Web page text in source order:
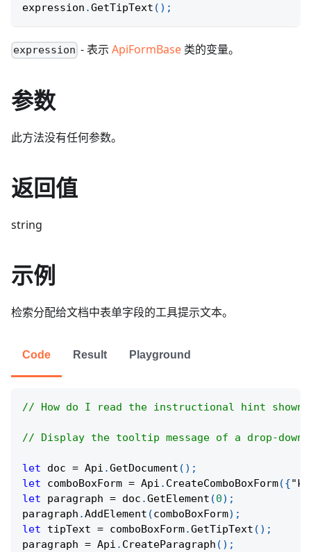
expression .GetTipText ( ) ;
expression - 表示ApiFormBase 类的变量。
参数
此方法没有任何参数。
返回值
string
示例
检索分配给文档中表单字段的工具提示文本。
Code Result Playground
// How do I read the instructional hint shown
// Display the tooltip message of a drop-
let doc = Api .GetDocument ( ) ;
let comboBoxForm = Api . CreateComboBoxForm({
let paragraph = doc .GetElement (0) ;
paragraph .AddElement (comboBoxForm) ;
let tipText = comboBoxForm.GetTipText ( ) ;
paragraph = Api . CreateParagraph ( ) ;